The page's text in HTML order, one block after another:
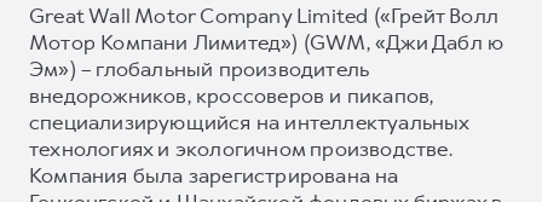
Great Wall Motor Company Limited («Грейт Волл
Мотор Компани Лимитед») (GWM, «Джи Дабл ю
Эм») – глобальный производитель
внедорожников, кроссоверов и пикапов,
специализирующийся на интеллектуальных
технологиях и экологичном производстве.
Компания была зарегистрирована на